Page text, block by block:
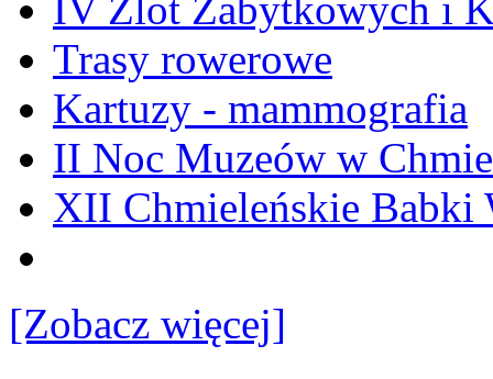
Trasy rowerowe
Kartuzy - mammografia
II Noc Muzeów w
XII Chmieleńskie Babki
[Zobacz więcej]